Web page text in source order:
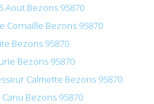
Aout Bezons 95870
Cornaille Bezons 95870
Bezons 95870
Bezons 95870
Calmette Bezons 95870
Bezons 95870